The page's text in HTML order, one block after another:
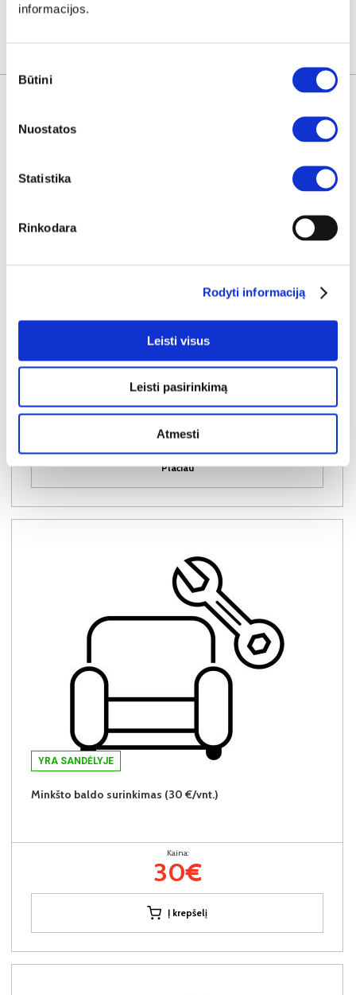
informacijos.
pasirinkimas
Būtini
Nuostatos
Statistika
Rinkodara
Rodyti informaciją
Leisti visus
Leisti pasirinkimą
Atmesti
Kaina:
20€
Plačiau
YRA SANDĖLYJE
Minkšto baldo surinkimas (30 €/vnt.)
Kaina:
30€
Į krepšelį